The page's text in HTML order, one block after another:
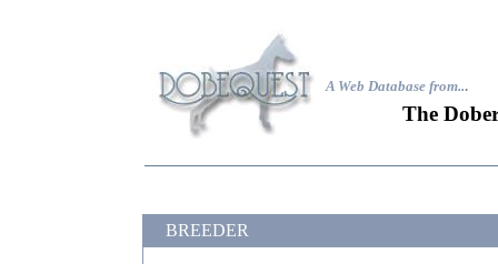
A Web Database from...
The
BREEDER